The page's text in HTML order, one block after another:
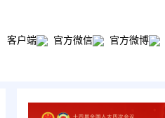
客户端 官方微信 官方微博